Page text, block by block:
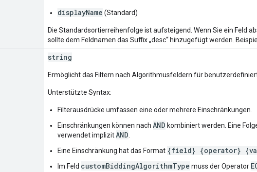
displayName (Standard)
Die Standardsortierreihenfolge ist aufsteigend. Wenn Sie ein Feld
sollte dem Feldnamen das Suffix „desc“ hinzugefügt werden.
string
Ermöglicht das Filtern nach Algorithmusfeldern für
Unterstützte Syntax:
Filterausdrücke umfassen eine oder mehrere Einschränkungen.
Einschränkungen können nach AND kombiniert werden. Eine
verwendet implizitAND
Eine Einschränkung hat das Format {field} {operator}
Im Feld customBiddingAlgorithmType muss der Operator